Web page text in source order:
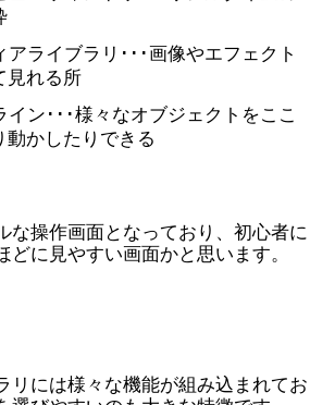
アライブラリ･･･画像やエフェクト
見れる所
イン･･･様々なオブジェクトをここ
動かしたりできる
な操作画面となっており、初心者に
どに見やすい画面かと思います。
リには様々な機能が組み込まれてお